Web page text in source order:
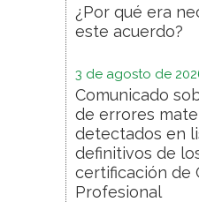
¿Por qué era
este acuerdo?
3 de agosto de
Comunicado
de errores
detectados en
definitivos de
certificación de
Profesional